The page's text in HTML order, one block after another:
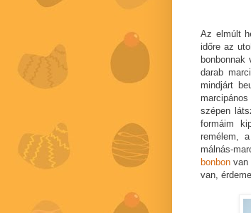
Az elmúlt
időre az
darab
mindjárt
szépen
formáim
remélem,
málnás-
bonbon van
van,